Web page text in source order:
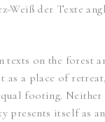
Weiß der Texte
texts on the
a place of
footing.
presents itself as